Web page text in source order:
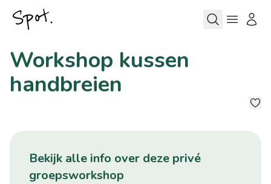
Workshop kussen
handbreien
bekijk alle info over deze privé
groepsworkshop